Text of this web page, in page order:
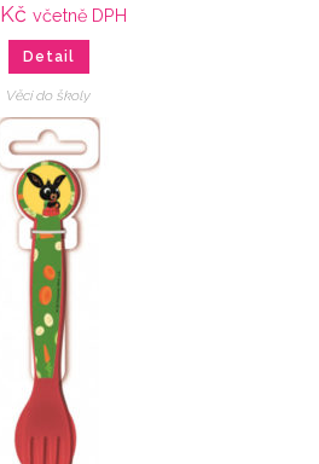
Kč včetně DPH
Detail
Věci do školy